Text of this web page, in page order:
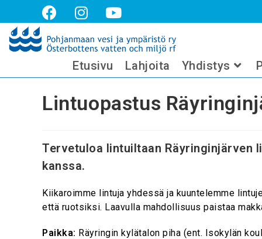
Etusivu Lahjoita Yhdistys
Lintuopastus
Tervetuloa lintuiltaan Räyringinjärven
kanssa.
Kiikaroimme lintuja yhdessä ja kuuntelemme
että ruotsiksi. Laavulla mahdollisuus paistaa
Paikka: Räyringin kylätalon piha (ent. Isokylän